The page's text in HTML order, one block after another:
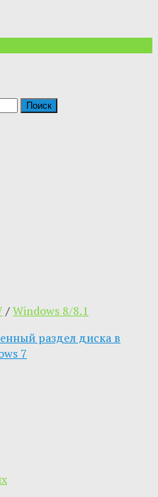
/Windows 8/8.1
раздел диска в
7